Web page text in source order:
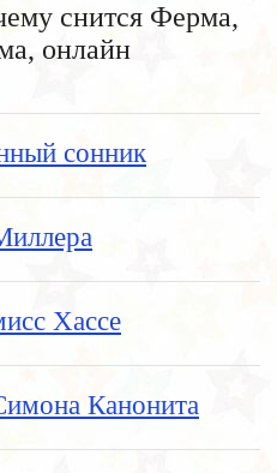
снится Ферма,
онлайн
сонник
Хассе
Канонита